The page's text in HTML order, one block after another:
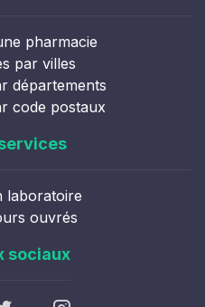
pharmacie
par villes
départements
code postaux
laboratoire
ouvrés
sociaux